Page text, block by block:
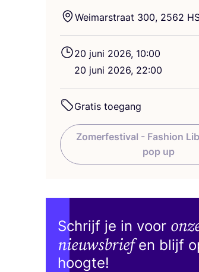
Wei­mars­traat 300, 2562
20 juni 2026, 10:00
20 juni 2026, 22:00
Gra­tis toegang
Zomerfestival - Fashion
pop up
Schrijf je in voor
nieuwsbriefen blijf
hoogte!